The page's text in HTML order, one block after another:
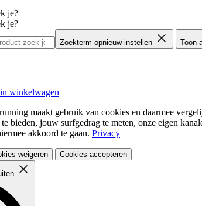
je?
je?
Zoekterm opnieuw instellen Toon
winkelwagen
maakt gebruik van cookies en daarmee
bieden, jouw surfgedrag te meten, onze eigen
akkoord te gaan. Privacy
weigeren Cookies accepteren